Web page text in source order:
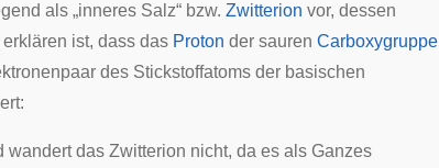
als „inneres Salz“ bzw. Zwitterion vor, dessen
ist, dass das Proton der sauren Carboxygruppe
des Stickstoffatoms der basischen
wandert das Zwitterion nicht, da es als Ganzes